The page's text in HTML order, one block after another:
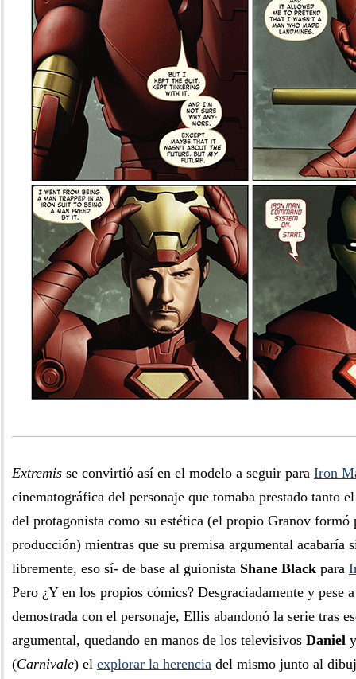
Extremis se convirtió así en el modelo a seguir para Iron
cinematográfica del personaje que tomaba prestado tanto
del protagonista como su estética (el propio Granov formó
producción) mientras que su premisa argumental acabaría
libremente, eso sí- de base al guionista Shane Black para
Pero ¿Y en los propios cómics? Desgraciadamente y pese
demostrada con el personaje, Ellis abandonó la serie tras
argumental, quedando en manos de los televisivos Daniel
(Carnivale) el explorar la herencia del mismo junto al